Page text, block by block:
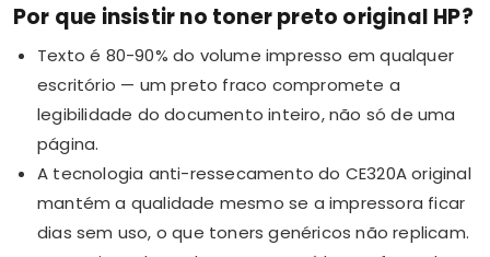
Por que insistir no toner preto original HP?
Texto é 80-90% do volume impresso em qualquer
escritório — um preto fraco compromete a
legibilidade do documento inteiro, não só de uma
página.
A tecnologia anti-ressecamento do CE320A original
mantém a qualidade mesmo se a impressora ficar
dias sem uso, o que toners genéricos não replicam.